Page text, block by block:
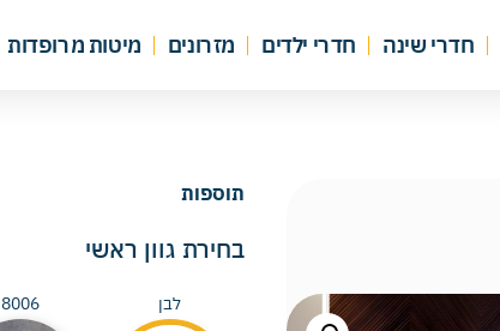
חדרי שינה חדרי ילדים מזרונים מיטות מרופדות
תוספות
בחירת גוון ראשי
לבן 8006